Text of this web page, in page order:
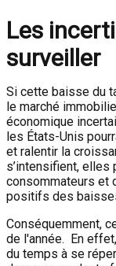
Les
surveiller
Si cette baisse du
le marché
économique
les États-Unis
et ralentir la
s’intensifient, elles
consommateurs et
positifs des
Conséquemment,
de l'année. En
du temps à se